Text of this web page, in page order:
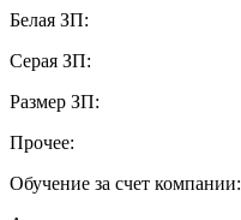
Белая ЗП:
Серая ЗП:
Размер ЗП:
Прочее:
Обучение за счет компании: